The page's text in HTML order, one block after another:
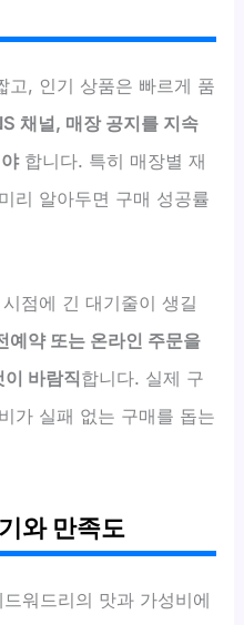
고, 인기 상품은 빠르게 품
채널, 매장 공지를 지속
합니다. 특히 매장별 재
리 알아두면 구매 성공률
점에 긴 대기줄이 생길
예약 또는 온라인 주문을
바람직합니다. 실제 구
가 실패 없는 구매를 돕는
와 만족도
워드리의 맛과 가성비에